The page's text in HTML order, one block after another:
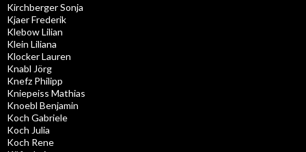
Kirchberger Sonja
Kjaer Frederik
Klebow Lilian
Klein Liliana
Klocker Lauren
Knabl Jörg
Knefz Philipp
Kniepeiss Mathias
Knoebl Benjamin
Koch Gabriele
Koch Julia
Koch Rene